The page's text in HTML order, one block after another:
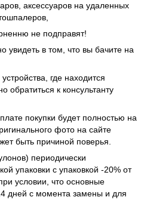
аксессуаров на удаленных
не подправят!
увидеть в том, что вы бачите на
где находится
обратиться к консультанту
покупки будет полностью на
фото на сайте
быть причиной поверья.
периодически
упаковки с упаковкой -20% от
условии, что основные
дней с момента замены и для